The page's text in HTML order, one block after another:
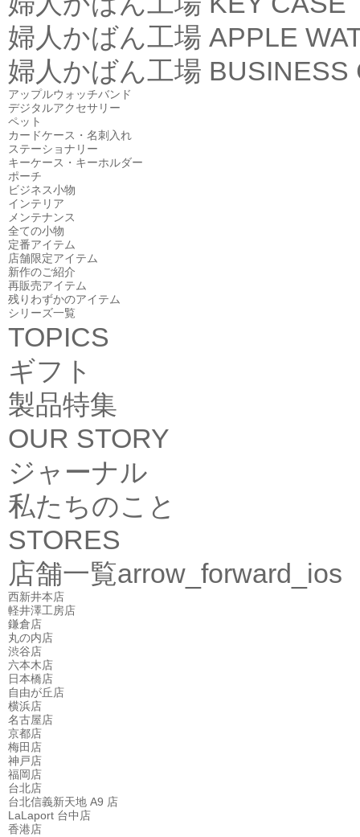
婦人かばん工場 APPLE
婦人かばん工場 BUSINESS
アップルウォッチバンド
デジタルアクセサリー
ペット
カードケース・名刺入れ
ステーショナリー
キーケース・キーホルダー
ポーチ
ビジネス小物
インテリア
メンテナンス
全ての小物
定番アイテム
店舗限定アイテム
新作のご紹介
再販売アイテム
残りわずかのアイテム
シリーズ一覧
TOPICS
ギフト
製品特集
OUR STORY
ジャーナル
私たちのこと
STORES
店舗一覧arrow_forward_ios
西新井本店
軽井澤工房店
鎌倉店
丸の内店
渋谷店
六本木店
日本橋店
自由が丘店
横浜店
名古屋店
京都店
梅田店
神戸店
福岡店
台北店
台北信義新天地 A9 店
LaLaport 台中店
香港店